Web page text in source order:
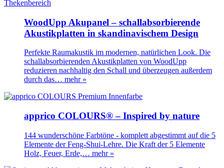
WoodUpp Akupanel – schallabsorbierende
Akustikplatten in skandinavischem Design
Perfekte Raumakustik im modernen, natürlichen Look. Die
schallabsorbierenden Akustikplatten von WoodUpp
reduzieren nachhaltig den Schall und überzeugen außerdem
durch das… mehr »
apprico COLOURS® – Inspired by nature
144 wunderschöne Farbtöne - komplett abgestimmt auf die 5
Elemente der Feng-Shui-Lehre. Die Kraft der 5 Elemente
Holz, Feuer, Erde,… mehr »